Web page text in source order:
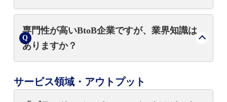
通貫で支援できる点です。
単なる「枠の販売」や「制作請負」ではな
く、データに基づく**「課題の発見」から入
り、経営課題に直結する「解決策の実装」**
までをワンストップで担う点が異なります。
専門性が高いBtoB企業ですが、業界知識は
ありますか？
はい。日経BPは製造・IT・建設・医療など幅
広い専門メディアを有しており、その知見を
サービス領域・アウトプット